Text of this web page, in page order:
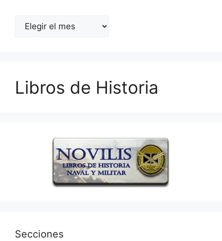
Archivos
Libros de Historia
Secciones